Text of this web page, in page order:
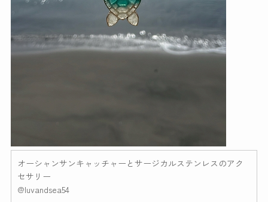
オーシャンサンキャッチャーとサージカルステンレスのアク
セサリー
@luvandsea54